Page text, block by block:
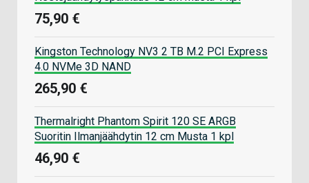
75,90 €
Kingston Technology NV3 2 TB M.2 PCI Express
4.0 NVMe 3D NAND
265,90 €
Thermalright Phantom Spirit 120 SE ARGB
Suoritin Ilmanjäähdytin 12 cm Musta 1 kpl
46,90 €